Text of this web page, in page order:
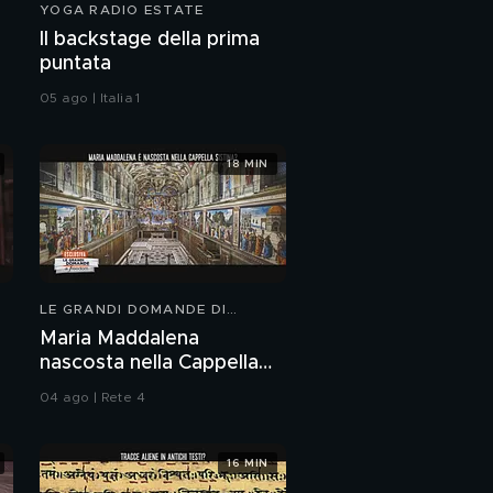
Mario Adinolfi
La prova di Jey Lillo
La prova di Mario
Loredana Cannata
YOGA RADIO ESTATE
Il backstage della prima
puntata
05 ago | Italia 1
LE GRANDI DOMANDE DI
Maria Maddalena
nascosta nella Cappella
Sistina?
04 ago | Rete 4
18 MIN
16 MIN